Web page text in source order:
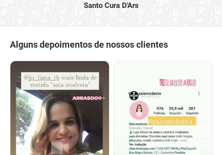
Santo Cura D'Ars
Alguns depoimentos de nossos clientes